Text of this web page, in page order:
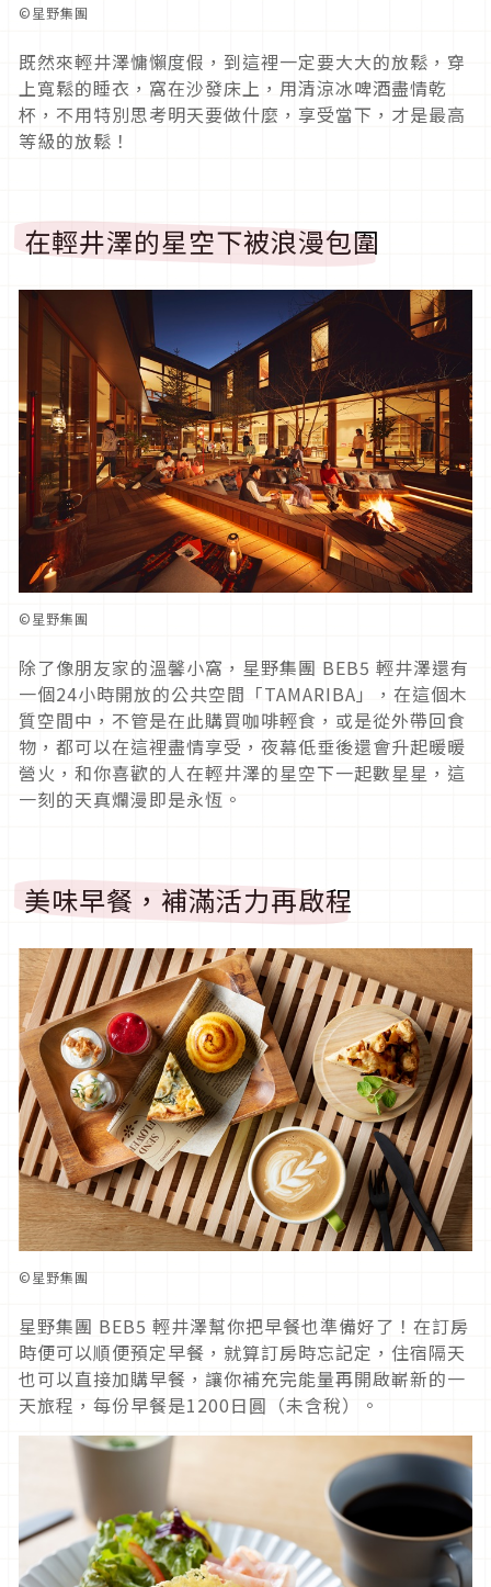
©星野集團
既然來輕井澤慵懶度假，到這裡一定要大大的放鬆，穿
上寬鬆的睡衣，窩在沙發床上，用清涼冰啤酒盡情乾
杯，不用特別思考明天要做什麼，享受當下，才是最高
等級的放鬆！
在輕井澤的星空下被浪漫包圍
©星野集團
除了像朋友家的溫馨小窩，星野集團 BEB5 輕井澤還有
一個24小時開放的公共空間「TAMARIBA」，在這個木
質空間中，不管是在此購買咖啡輕食，或是從外帶回食
物，都可以在這裡盡情享受，夜幕低垂後還會升起暖暖
營火，和你喜歡的人在輕井澤的星空下一起數星星，這
一刻的天真爛漫即是永恆。
美味早餐，補滿活力再啟程
©星野集團
星野集團 BEB5 輕井澤幫你把早餐也準備好了！在訂房
時便可以順便預定早餐，就算訂房時忘記定，住宿隔天
也可以直接加購早餐，讓你補充完能量再開啟嶄新的一
天旅程，每份早餐是1200日圓（未含稅）。